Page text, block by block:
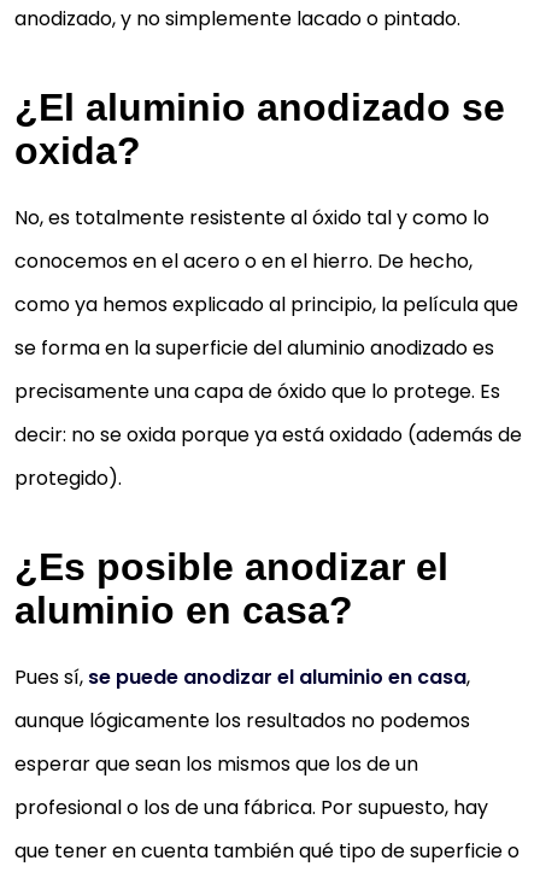
anodizado, y no simplemente lacado o pintado.
¿El aluminio anodizado se
oxida?
No, es totalmente resistente al óxido tal y como lo
conocemos en el acero o en el hierro. De hecho,
como ya hemos explicado al principio, la película que
se forma en la superficie del aluminio anodizado es
precisamente una capa de óxido que lo protege. Es
decir: no se oxida porque ya está oxidado (además de
protegido).
¿Es posible anodizar el
aluminio en casa?
Pues sí, se puede anodizar el aluminio en casa,
aunque lógicamente los resultados no podemos
esperar que sean los mismos que los de un
profesional o los de una fábrica. Por supuesto, hay
que tener en cuenta también qué tipo de superficie o